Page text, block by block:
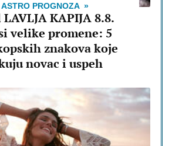
ASTRO PROGNOZA
KAPIJA 8.8.
velike promene: 5
znakova koje
novac i uspeh